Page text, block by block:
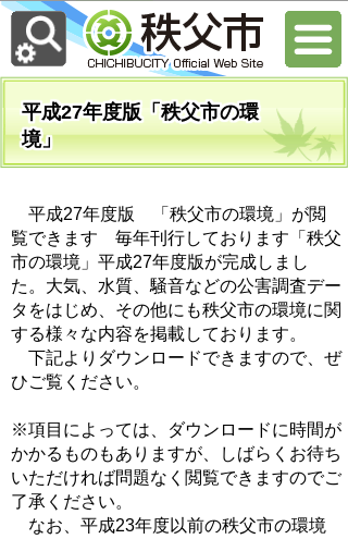
平成27年度版「秩父市の環
境」
平成27年度版 「秩父市の環境」が閲
覧できます 毎年刊行しております「秩父
市の環境」平成27年度版が完成しまし
た。大気、水質、騒音などの公害調査デー
タをはじめ、その他にも秩父市の環境に関
する様々な内容を掲載しております。
下記よりダウンロードできますので、ぜ
ひご覧ください。
※項目によっては、ダウンロードに時間が
かかるものもありますが、しばらくお待ち
いただければ問題なく閲覧できますのでご
了承ください。
なお、平成23年度以前の秩父市の環境